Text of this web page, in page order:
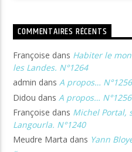
COMMENTAIRES RÉCENTS
Françoise dans Habiter le
les Landes. N°1264
admin dansA propos… N°1256
Didou dans A propos… N°1256
Françoise dans Michel Portal,
Langourla. N°1240
Meudre Marta dans Yann